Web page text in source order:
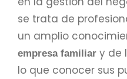
se trata de
un amplio
empresa familiar y de
lo que conocer sus